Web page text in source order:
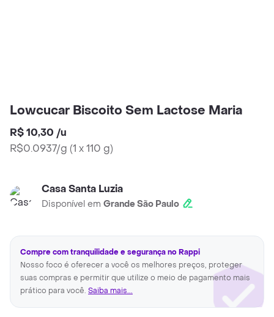
Lowcucar Biscoito Sem Lactose Maria
R$ 10,30 /u
R$0.0937/g (1 x 110 g)
Casa Santa Luzia
Disponível em Grande São Paulo
Compre com tranquilidade e segurança no Rappi
Nosso foco é oferecer a você os melhores preços, proteger
suas compras e permitir que utilize o meio de pagamento mais
prático para você. Saiba mais...